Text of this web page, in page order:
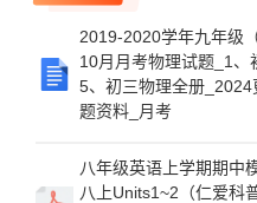
2019-2020学年九年级
10月月考物理试题_1
5、初三物理全册
题资料_月考
八年级英语上学期期中
八上Units1~2（仁爱科